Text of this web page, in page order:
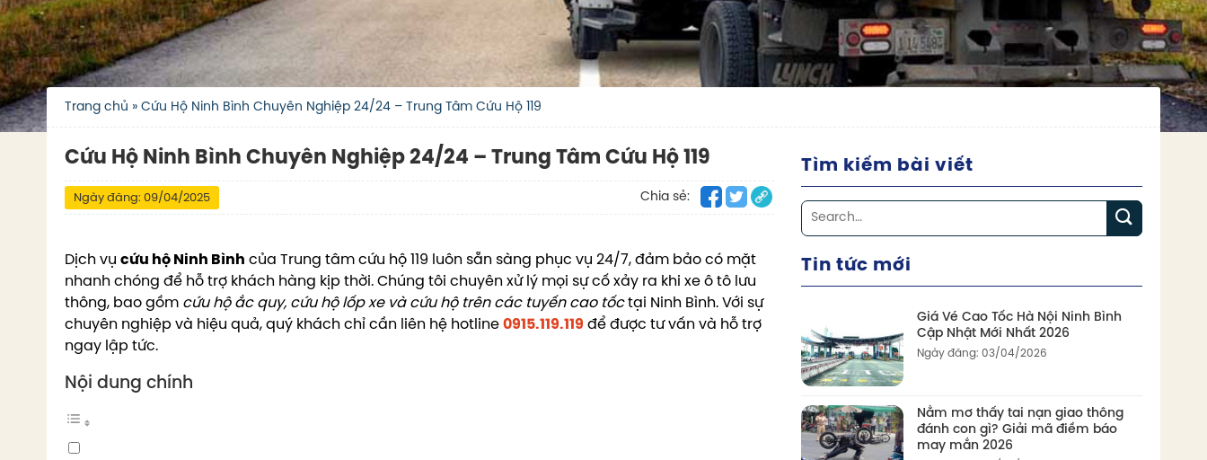
Trang chủ » Cứu Hộ Ninh Bình Chuyên Nghiệp 24/24 – Trung Tâm Cứu Hộ 119
Cứu Hộ Ninh Bình Chuyên Nghiệp 24/24 – Trung Tâm Cứu Hộ 119
Ngày đăng: 09/04/2025 Chia sẻ:
Dịch vụ cứu hộ Ninh Bình của Trung tâm cứu hộ 119 luôn sẵn sàng phục vụ 24/7, đảm bảo có mặt
nhanh chóng để hỗ trợ khách hàng kịp thời. Chúng tôi chuyên xử lý mọi sự cố xảy ra khi xe ô tô lưu
thông, bao gồm cứu hộ ắc quy, cứu hộ lốp xe và cứu hộ trên các tuyến cao tốctại Ninh Bình. Với sự
chuyên nghiệp và hiệu quả, quý khách chỉ cần liên hệ hotline 0915.119.119 để được tư vấn và hỗ trợ
ngay lập tức.
Nội dung chính
Tìm kiếm bài viết
Tin tức mới
Giá Vé Cao Tốc Hà Nội Ninh Bình
Cập Nhật Mới Nhất 2026
Ngày đăng: 03/04/2026
Nằm mơ thấy tai nạn giao thông
đánh con gì? Giải mã điềm báo
may mắn 2026